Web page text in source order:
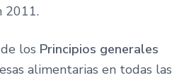
2011.
los Principios generales
alimentarias en todas las